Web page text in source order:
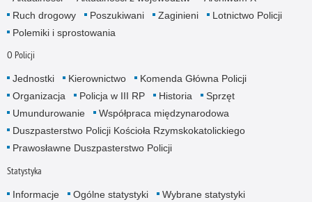
Ruch drogowy
Poszukiwani Zaginieni
Lotnictwo Policji
Polemiki i sprostowania
O Policji
Jednostki Kierownictwo
Komenda Główna Policji
Organizacja
Policja w III RP Historia
Sprzęt
Umundurowanie
Współpraca międzynarodowa
Duszpasterstwo Policji Kościoła Rzymskokatolickiego
Prawosławne Duszpasterstwo Policji
Statystyka
Informacje Ogólne statystyki Wybrane statystyki